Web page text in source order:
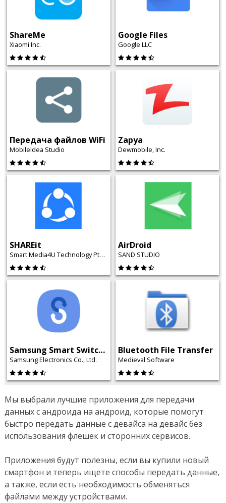
ShareMe
Xiaomi Inc.
Google Files
Google LLC
Передача файлов WiFi
MobileIdea Studio
Zapya
Dewmobile, Inc.
SHAREit
Smart Media4U Technology Pte.Ltd.
AirDroid
SAND STUDIO
Samsung Smart Switch Mobile
Samsung Electronics Co., Ltd.
Bluetooth File Transfer
Medieval Software
Мы выбрали лучшие приложения для передачи
данных с андроида на андроид, которые помогут
быстро передать данные с девайса на девайс без
использования флешек и сторонних сервисов.
Приложения будут полезны, если вы купили новый
смартфон и теперь ищете способы передать данные,
а также, если есть необходимость обменяться
файлами между устройствами.